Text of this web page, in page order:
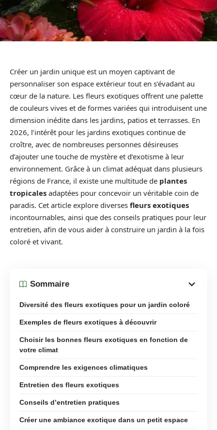
Créer un jardin unique est un moyen captivant de
personnaliser son espace extérieur tout en s’évadant au
cœur de la nature. Les fleurs exotiques offrent une palette
de couleurs vives et de formes variées qui introduisent une
dimension inédite dans les jardins, patios et terrasses. En
2026, l’intérêt pour les jardins exotiques continue de
croître, avec de nombreuses personnes désireuses
d’ajouter une touche de mystère et d’exotisme à leur
environnement. Grâce à un climat adéquat dans plusieurs
régions de France, il existe une multitude de plantes
tropicales adaptées pour concevoir un véritable coin de
paradis. Cet article explore diverses fleurs exotiques
incontournables, ainsi que des conseils pratiques pour leur
entretien, afin de vous aider à construire un jardin à la fois
coloré et vivant.
Sommaire
Diversité des fleurs exotiques pour un jardin coloré
Exemples de fleurs exotiques à découvrir
Choisir les bonnes fleurs exotiques en fonction de
votre climat
Comprendre les exigences climatiques
Entretien des fleurs exotiques
Conseils d’entretien pratiques
Créer une ambiance exotique dans un petit espace